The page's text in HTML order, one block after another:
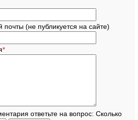
почты (не публикуется на сайте)
*
ответьте на вопрос: Сколько